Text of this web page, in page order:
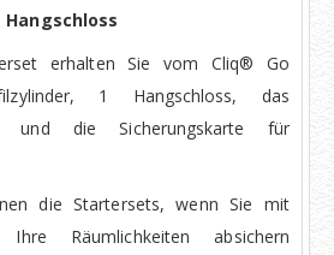
erhalten Sie vom Cliq® Go
1 Hangschloss, das
und die Sicherungskarte für
die Startersets, wenn Sie mit
Räumlichkeiten absichern